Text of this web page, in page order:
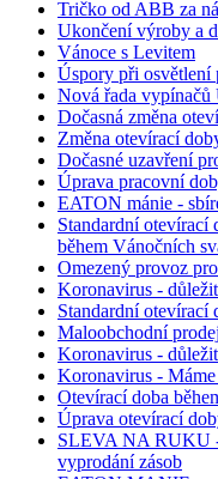
Tričko od ABB za
Ukončení výroby a
Vánoce s Levitem
Úspory při osvětlení
Nová řada vypínačů
Dočasná změna
Změna otevírací
Dočasné uzavření
Úprava pracovní
EATON mánie -
Standardní otevírací
během Vánočních
Omezený provoz
Koronavirus -
Standardní otevírací
Maloobchodní
Koronavirus -
Koronavirus -
Otevírací doba
Úprava otevírací
SLEVA NA RUKU
vyprodání zásob